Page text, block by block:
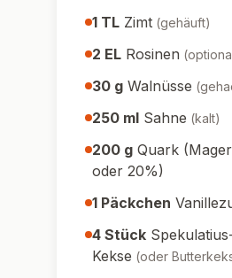
1 TL Zimt (gehäuft)
2 EL Rosinen (
30 g Walnüsse (
250 ml Sahne (kalt)
200 g Quark
oder 20%)
1 Päckchen
4 Stück
Kekse (oder